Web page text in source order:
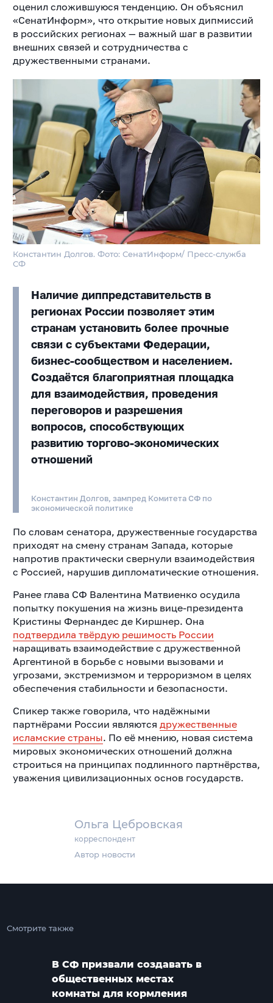
Ольга Цебровская
корреспондент
Автор новости
оценил сложившуюся тенденцию. Он объяснил
«СенатИнформ», что открытие новых дипмиссий
в российских регионах — важный шаг в развитии
внешних связей и сотрудничества с
дружественными странами.
Константин Долгов. Фото: СенатИнформ/ Пресс-служба
СФ
Наличие диппредставительств в
регионах России позволяет этим
странам установить более прочные
связи с субъектами Федерации,
бизнес-сообществом и населением.
Создаётся благоприятная площадка
для взаимодействия, проведения
переговоров и разрешения
вопросов, способствующих
развитию торгово-экономических
отношений
Константин Долгов, зампред Комитета СФ по
экономической политике
По словам сенатора, дружественные государства
приходят на смену странам Запада, которые
напротив практически свернули взаимодействия
с Россией, нарушив дипломатические отношения.
Ранее глава СФ Валентина Матвиенко осудила
попытку покушения на жизнь вице-президента
Кристины Фернандес де Киршнер. Она
подтвердила твёрдую решимость России
наращивать взаимодействие с дружественной
Аргентиной в борьбе с новыми вызовами и
угрозами, экстремизмом и терроризмом в целях
обеспечения стабильности и безопасности.
Спикер также говорила, что надёжными
партнёрами России являются дружественные
исламские страны. По её мнению, новая система
мировых экономических отношений должна
строиться на принципах подлинного партнёрства,
уважения цивилизационных основ государств.
Смотрите также
В СФ призвали создавать в
общественных местах
комнаты для кормления